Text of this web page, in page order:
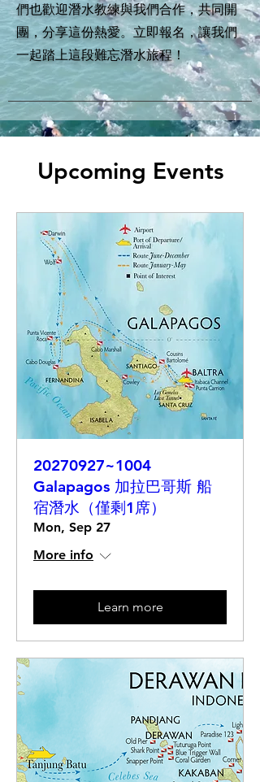
們也歡迎潛水教練與我們合作，共同開
團，分享這份熱愛。立即報名，讓我們
一起踏上這段難忘潛水旅程！
Upcoming Events
20270927~1004
Galapagos 加拉巴哥斯 船
宿潛水（僅剩1席）
Mon, Sep 27
More info
Learn more